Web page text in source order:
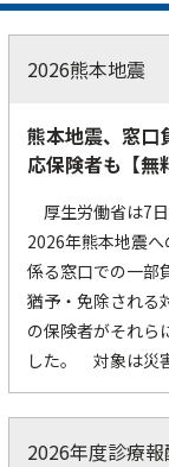
2026熊本地震
熊本地震、窓
応保険者も【無
厚生労働省は7日
2026年熊本地震
係る窓口での一部
猶予・免除される
の保険者がそれら
した。 対象は災
2026年度診療